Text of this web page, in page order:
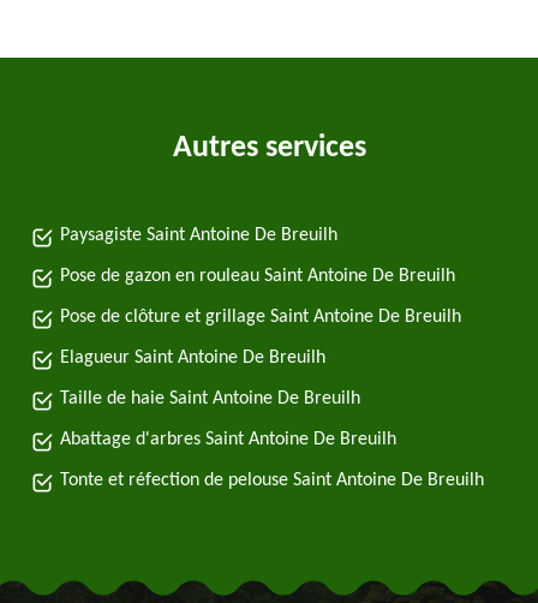
Autres services
Paysagiste Saint Antoine De Breuilh
Pose de gazon en rouleau Saint Antoine De Breuilh
Pose de clôture et grillage Saint Antoine De Breuilh
Elagueur Saint Antoine De Breuilh
Taille de haie Saint Antoine De Breuilh
Abattage d'arbres Saint Antoine De Breuilh
Tonte et réfection de pelouse Saint Antoine De Breuilh